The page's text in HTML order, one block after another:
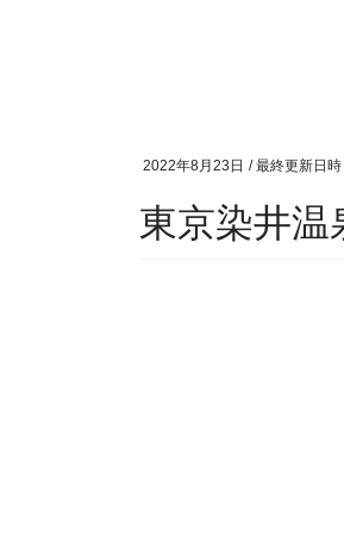
2022年8月23日 / 最終更新日時
東京染井温